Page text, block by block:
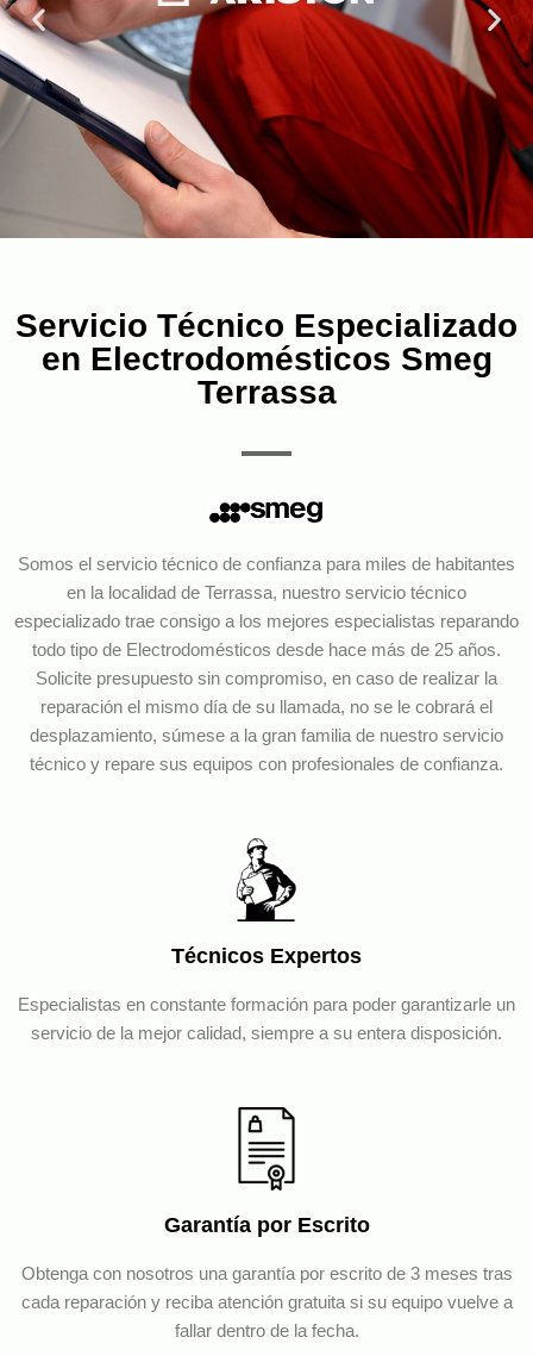
Servicio Técnico Especializado
en Electrodomésticos Smeg
Terrassa
Somos el servicio técnico de confianza para miles de habitantes
en la localidad de Terrassa, nuestro servicio técnico
especializado trae consigo a los mejores especialistas reparando
todo tipo de Electrodomésticos desde hace más de 25 años.
Solicite presupuesto sin compromiso, en caso de realizar la
reparación el mismo día de su llamada, no se le cobrará el
desplazamiento, súmese a la gran familia de nuestro servicio
técnico y repare sus equipos con profesionales de confianza.
Técnicos Expertos
Especialistas en constante formación para poder garantizarle un
servicio de la mejor calidad, siempre a su entera disposición.
Garantía por Escrito
Obtenga con nosotros una garantía por escrito de 3 meses tras
cada reparación y reciba atención gratuita si su equipo vuelve a
fallar dentro de la fecha.